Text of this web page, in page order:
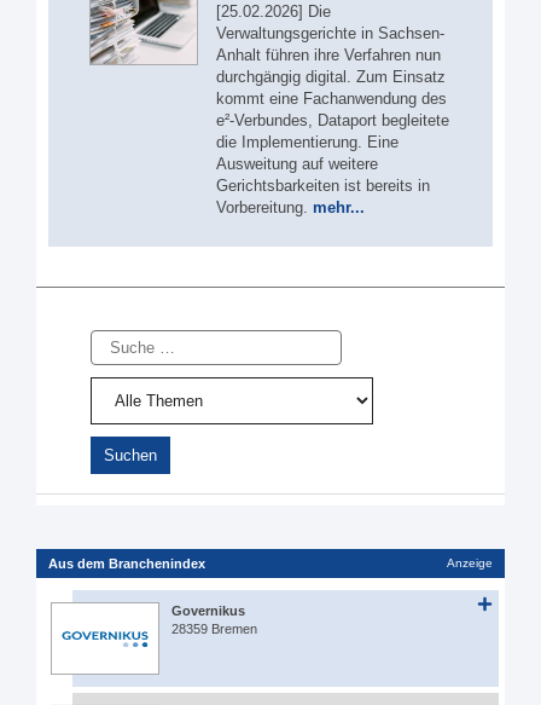
[25.02.2026] Die
Verwaltungsgerichte in Sachsen-
Anhalt führen ihre Verfahren nun
durchgängig digital. Zum Einsatz
kommt eine Fachanwendung des
e²-Verbundes, Dataport begleitete
die Implementierung. Eine
Ausweitung auf weitere
Gerichtsbarkeiten ist bereits in
Vorbereitung. mehr...
Suche
Aus dem Branchenindex Anzeige
Governikus
28359 Bremen